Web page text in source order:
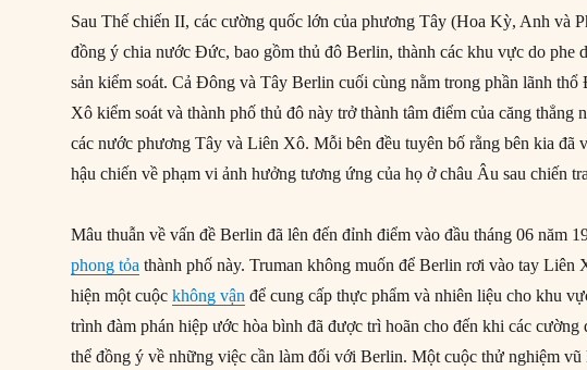
Sau Thế chiến II, các cường quốc lớn của phương Tây (Hoa Kỳ, Anh và
đồng ý chia nước Đức, bao gồm thủ đô Berlin, thành các khu vực do phe
sản kiểm soát. Cả Đông và Tây Berlin cuối cùng nằm trong phần lãnh
Xô kiểm soát và thành phố thủ đô này trở thành tâm điểm của căng thẳng
các nước phương Tây và Liên Xô. Mỗi bên đều tuyên bố rằng bên kia đã
hậu chiến về phạm vi ảnh hưởng tương ứng của họ ở châu Âu sau chiến
Mâu thuẫn về vấn đề Berlin đã lên đến đỉnh điểm vào đầu tháng 06 năm
phong tỏa thành phố này. Truman không muốn để Berlin rơi vào tay Liên
hiện một cuộckhông vận để cung cấp thực phẩm và nhiên liệu cho khu
trình đàm phán hiệp ước hòa bình đã được trì hoãn cho đến khi các
thể đồng ý về những việc cần làm đối với Berlin. Một cuộc thử nghiệm vũ